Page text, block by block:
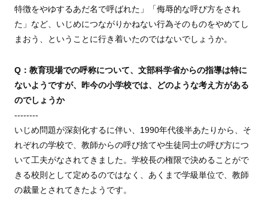
特徴をやゆするあだ名で呼ばれた」「侮辱的な呼び方をされ
た」など、いじめにつながりかねない行為そのものをやめてし
まおう、ということに行き着いたのではないでしょうか。
Q：教育現場での呼称について、文部科学省からの指導は特に
ないようですが、昨今の小学校では、どのような考え方がある
のでしょうか
--------
いじめ問題が深刻化するに伴い、1990年代後半あたりから、そ
れぞれの学校で、教師からの呼び捨てや生徒同士の呼び方につ
いて工夫がなされてきました。学校長の権限で決めることがで
きる校則として定めるのではなく、あくまで学級単位で、教師
の裁量とされてきたようです。